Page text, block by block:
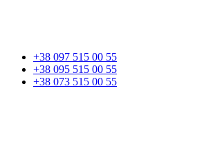
+38 097 515 00 55
+38 095 515 00 55
+38 073 515 00 55